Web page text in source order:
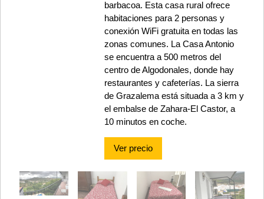
barbacoa. Esta casa rural ofrece
habitaciones para 2 personas y
conexión WiFi gratuita en todas las
zonas comunes. La Casa Antonio
se encuentra a 500 metros del
centro de Algodonales, donde hay
restaurantes y cafeterías. La sierra
de Grazalema está situada a 3 km y
el embalse de Zahara-El Castor, a
10 minutos en coche.
Ver precio